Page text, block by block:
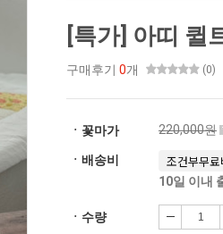
[특가] 아띠 퀼
구매후기 0개 (0)
ㆍ꽃마가 220,000원
ㆍ배송비 조건부무료
10일 이내
ㆍ수량